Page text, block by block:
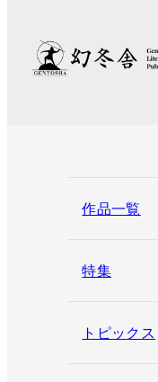
作品一覧
特集
トピックス